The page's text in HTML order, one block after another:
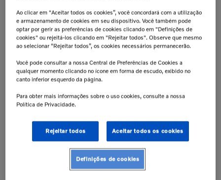
Calcular
Não sei meu cep
Retire na Concessionária
retiradas diretamente na
concessionária.
Troca Grátis!
data de recebimento.
Tranquilidade e Confiança
junto à concessionária. A instalação
Ao clicar em "Aceitar todos os cookies”, você concordará com a utilização
e armazenamento de cookies em seu dispositivo. Você também pode
optar por gerir as preferências de cookies clicando em "Definições de
cookies" ou rejeitá-los clicando em "Rejeitar todos". Observe que mesmo
ao selecionar “Rejeitar todos”, os cookies necessários permanecerão.
Você pode consultar a nossa Central de Preferências de Cookies a
qualquer momento clicando no ícone em forma de escudo, exibido no
canto inferior esquerdo da página.
Para obter mais informações sobre o uso cookies, consulte a nossa
Política de Privacidade.
Rejeitar todos Aceitar todos os cookies
Definições de cookies